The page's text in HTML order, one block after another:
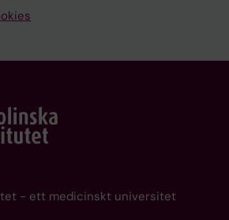
- ett medicinskt universitet